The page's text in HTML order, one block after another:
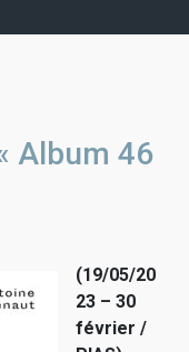
Album 46
(19/05/20
23 – 30
février /